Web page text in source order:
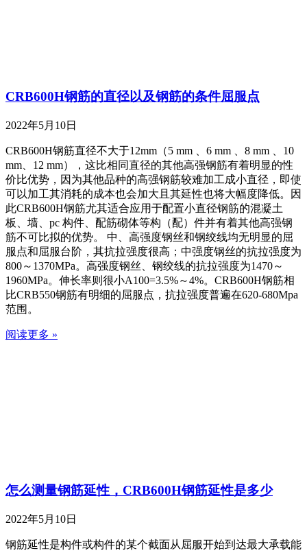
CRB600H钢筋的直径以及钢筋的条件屈服点
2022年5月10日
CRB600H钢筋直径不大于12mm（5 mm 、6 mm 、8 mm 、10
mm、12 mm），这比相同直径的其他高强钢筋有着明显的性
价比优势，因为其他品种的高强钢筋较难加工成小直径，即使
可以加工其消耗的成本也会加大且其延性也将大幅度降低。因
此CRB600H钢筋尤其适合应用于配置小直径钢筋的混凝土
板、墙、pc 构件、配筋砌体等构（配）件并有着其他高强钢
筋不可比拟的优势。 中、高强度钢丝和钢绞线均无明显的屈
服点和屈服台阶，其抗拉强度很高；中强度钢丝的抗拉强度为
800～1370MPa。高强度钢丝、钢绞线的抗拉强度为1470～
1960MPa。伸长率则很小A100=3.5%～4%。CRB600H钢筋相
比CRB550钢筋有明细的屈服点，抗拉强度普遍在620-680Mpa
范围。
阅读更多 »
怎么测量钢筋延性，CRB600H钢筋延性是多少
2022年5月10日
钢筋延性是构件或构件的某个截面从屈服开始到达最大承载能